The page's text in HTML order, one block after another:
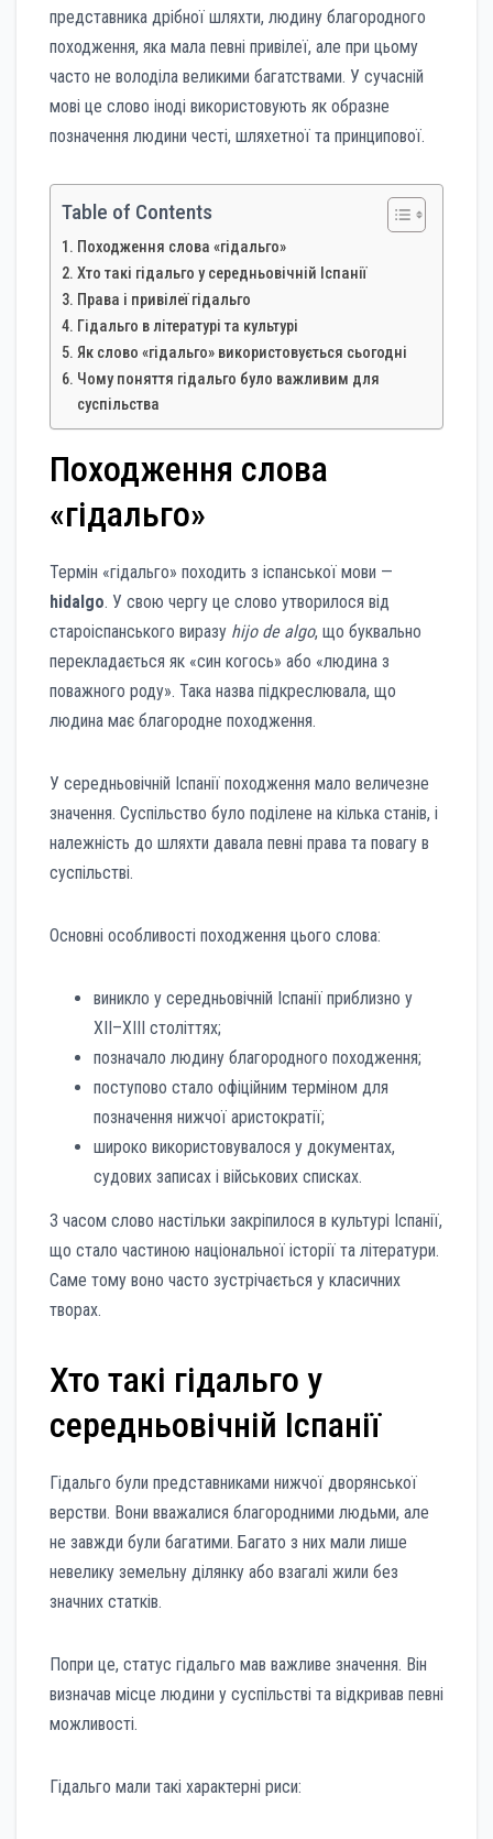
представника дрібної шляхти, людину благородного
походження, яка мала певні привілеї, але при цьому
часто не володіла великими багатствами. У сучасній
мові це слово іноді використовують як образне
позначення людини честі, шляхетної та принципової.
Table of Contents
Походження слова «гідальго»
Хто такі гідальго у середньовічній Іспанії
Права і привілеї гідальго
Гідальго в літературі та культурі
Як слово «гідальго» використовується сьогодні
Чому поняття гідальго було важливим для
суспільства
Походження слова
«гідальго»
Термін «гідальго» походить з іспанської мови —
hidalgo. У свою чергу це слово утворилося від
староіспанського виразу hijo de algo, що буквально
перекладається як «син когось» або «людина з
поважного роду». Така назва підкреслювала, що
людина має благородне походження.
У середньовічній Іспанії походження мало величезне
значення. Суспільство було поділене на кілька станів, і
належність до шляхти давала певні права та повагу в
суспільстві.
Основні особливості походження цього слова:
виникло у середньовічній Іспанії приблизно у
XII–XIII століттях;
позначало людину благородного походження;
поступово стало офіційним терміном для
позначення нижчої аристократії;
широко використовувалося у документах,
судових записах і військових списках.
З часом слово настільки закріпилося в культурі Іспанії,
що стало частиною національної історії та літератури.
Саме тому воно часто зустрічається у класичних
творах.
Хто такі гідальго у
середньовічній Іспанії
Гідальго були представниками нижчої дворянської
верстви. Вони вважалися благородними людьми, але
не завжди були багатими. Багато з них мали лише
невелику земельну ділянку або взагалі жили без
значних статків.
Попри це, статус гідальго мав важливе значення. Він
визначав місце людини у суспільстві та відкривав певні
можливості.
Гідальго мали такі характерні риси: